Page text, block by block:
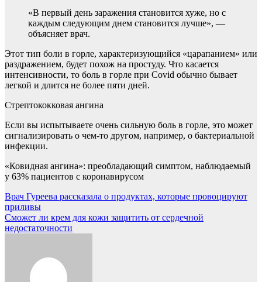
«В первый день заражения становится хуже, но с
каждым следующим днем становится лучше», —
объясняет врач.
Этот тип боли в горле, характеризующийся «царапанием» или
раздражением, будет похож на простуду. Что касается
интенсивности, то боль в горле при Covid обычно бывает
легкой и длится не более пяти дней.
Стрептококковая ангина
Если вы испытываете очень сильную боль в горле, это может
сигнализировать о чем-то другом, например, о бактериальной
инфекции.
«Ковидная ангина»: преобладающий симптом, наблюдаемый
у 63% пациентов с коронавирусом
Навигация
по
записям
Врач Гуреева рассказала о продуктах, которые провоцируют
приливы
Сможет ли крем для кожи защитить от сердечной
недостаточности